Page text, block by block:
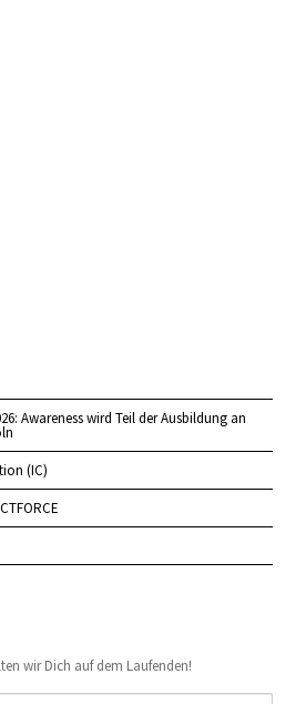
Awareness wird Teil der Ausbildung an
(IC)
wir Dich auf dem Laufenden!